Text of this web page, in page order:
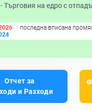
Търговия на едро с
последна вписана
Отчет за
и Разходи